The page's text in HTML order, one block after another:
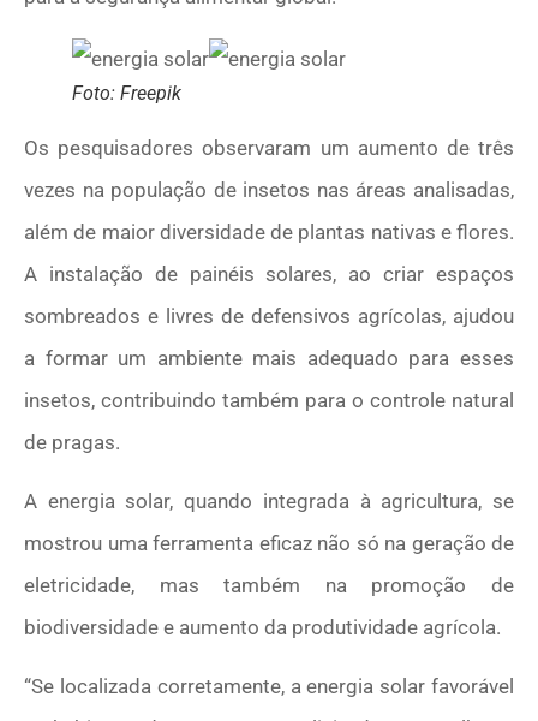
Foto: Freepik
Os pesquisadores observaram um aumento de três
vezes na população de insetos nas áreas analisadas,
além de maior diversidade de plantas nativas e flores.
A instalação de painéis solares, ao criar espaços
sombreados e livres de defensivos agrícolas, ajudou
a formar um ambiente mais adequado para esses
insetos, contribuindo também para o controle natural
de pragas.
A energia solar, quando integrada à agricultura, se
mostrou uma ferramenta eficaz não só na geração de
eletricidade, mas também na promoção de
biodiversidade e aumento da produtividade agrícola.
“Se localizada corretamente, a energia solar favorável